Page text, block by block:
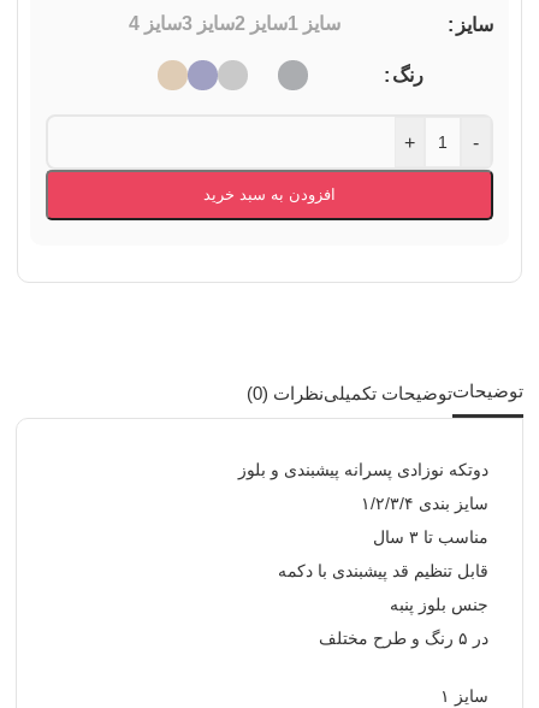
سایز سایز 1 سایز 2 سایز 3 سایز 4
رنگ
-
+
افزودن به سبد خرید
توضیحاتتوضیحات تکمیلینظرات (0)
دوتکه نوزادی پسرانه پیشبندی و بلوز
سایز بندی ۱/۲/۳/۴
مناسب تا ۳ سال
قابل تنظیم قد پیشبندی با دکمه
جنس بلوز پنبه
در ۵ رنگ و طرح مختلف
سایز ۱